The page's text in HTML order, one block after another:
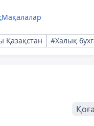
Мақалалар
Қазақстан #Халық